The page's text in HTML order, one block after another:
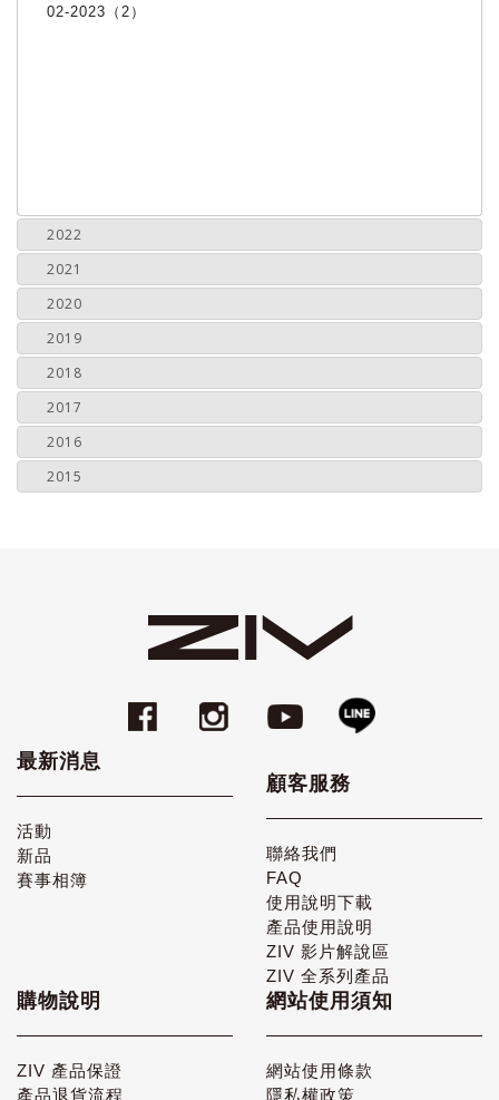
02-2023（2）
2022
2021
2020
2019
2018
2017
2016
2015
最新消息
活動
新品
賽事相簿
顧客服務
聯絡我們
FAQ
使用說明下載
產品使用說明
ZIV 影片解說區
ZIV 全系列產品
購物說明
ZIV 產品保證
產品退貨流程
網站使用須知
網站使用條款
隱私權政策